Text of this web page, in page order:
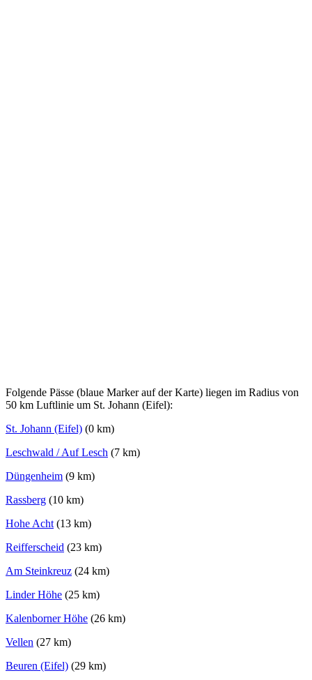
Folgende Pässe (blaue Marker auf der Karte) liegen im Radius von
50 km Luftlinie um St. Johann (Eifel):
St. Johann (Eifel) (0 km)
Leschwald / Auf Lesch (7 km)
Düngenheim (9 km)
Rassberg (10 km)
Hohe Acht(13 km)
Reifferscheid (23 km)
Am Steinkreuz (24 km)
Linder Höhe (25 km)
Kalenborner Höhe (26 km)
Vellen (27 km)
Beuren (Eifel) (29 km)